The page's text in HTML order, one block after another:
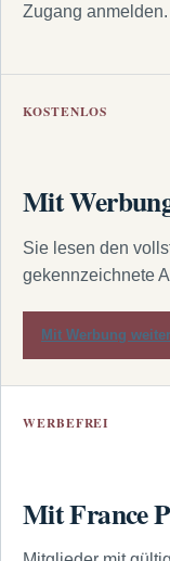
Zugang anmelden.
KOSTENLOS
Mit
Sie lesen den
gekennzeichnete
Mit Werbung
WERBEFREI
Mit France